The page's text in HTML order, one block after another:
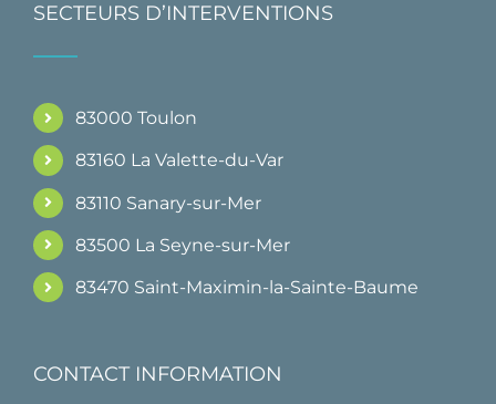
SECTEURS D’INTERVENTIONS
83000 Toulon
83160 La Valette-du-Var
83110 Sanary-sur-Mer
83500 La Seyne-sur-Mer
83470 Saint-Maximin-la-Sainte-Baume
CONTACT INFORMATION